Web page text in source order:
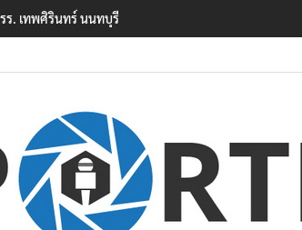
นนทบุรี พบเด็กก่อเหตุเครียดเรื่องเรียน